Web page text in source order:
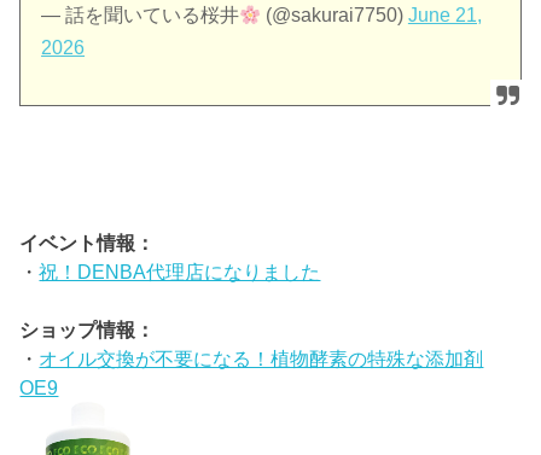
— 話を聞いている桜井 (@sakurai7750) June 21,
2026
イベント情報：
・祝！DENBA代理店になりました
ショップ情報：
・ オイル交換が不要になる！植物酵素の特殊な添加剤
OE9